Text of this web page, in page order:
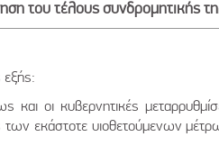
του τέλους συνδρομητικής
οι κυβερνητικές
των εκάστοτε υιοθετούμενων